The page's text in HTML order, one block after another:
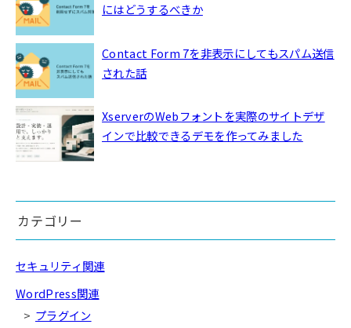
にはどうするべきか
Contact Form 7を非表示にしてもスパム送信
された話
XserverのWebフォントを実際のサイトデザ
インで比較できるデモを作ってみました
カテゴリー
セキュリティ関連
WordPress関連
プラグイン